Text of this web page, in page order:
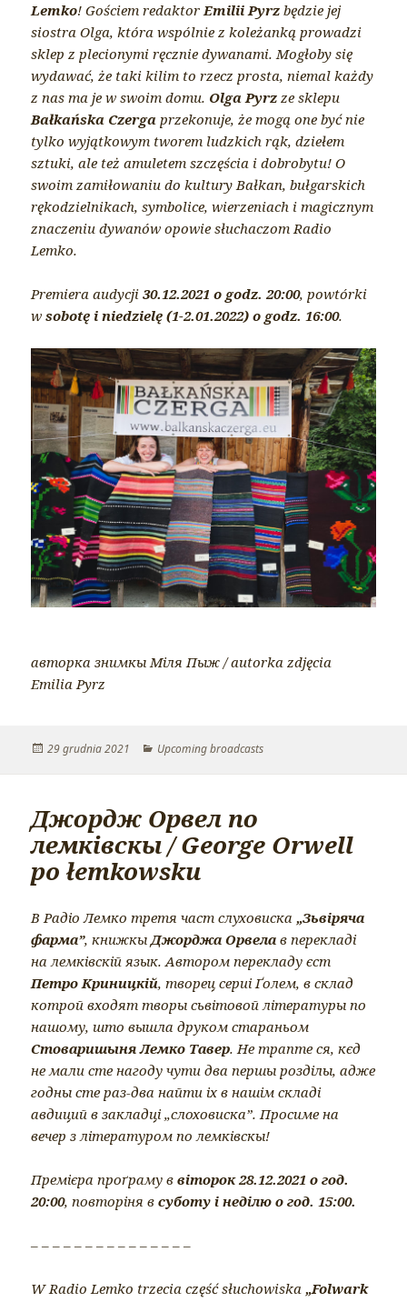
Lemko! Gościem redaktorEmilii Pyrz będzie jej
siostra Olga, która wspólnie z koleżanką prowadzi
sklep z plecionymi ręcznie dywanami. Mogłoby się
wydawać, że taki kilim to rzecz prosta, niemal każdy
z nas ma je w swoim domu. Olga Pyrz ze sklepu
Bałkańska Czerga przekonuje, że mogą one być nie
tylko wyjątkowym tworem ludzkich rąk, dziełem
sztuki, ale też amuletem szczęścia i dobrobytu! O
swoim zamiłowaniu do kultury Bałkan, bułgarskich
rękodzielnikach, symbolice, wierzeniach i magicznym
znaczeniu dywanów opowie słuchaczom Radio
Lemko.
Premiera audycji30.12.2021 o godz. 20:00, powtórki
wsobotę i niedzielę (1-2.01.2022) o godz. 16:00.
авторка знимкы Міля Пыж / autorka zdjęcia
Emilia Pyrz
Opublikowano
29 grudnia 2021 Kategorie
Upcoming broadcasts
Джордж Орвел по
лемківскы / George Orwell
po łemkowsku
В Радіо Лемко третя част слуховиска„Зьвіряча
фарма”, книжкыДжорджа Орвела в перекладі
на лемківскій язык. Автором перекладу єст
Петро Криницкій, творец сериі Ґолем, в склад
котрой входят творы сьвітовой літературы по
нашому, што вышла друком стараньом
Стоваришыня Лемко Тавер. Не трапте ся, кєд
не мали сте нагоду чути два першы розділы, адже
годны сте раз-два найти іх в нашім складі
авдиций в закладці „слоховиска”. Просиме на
вечер з літературом по лемківскы!
Премієра проґраму ввіторок 28.12.2021 о год.
20:00, повторіня всуботу і неділю о год. 15:00.
– – – – – – – – – – – – – – –
W Radio Lemko trzecia część słuchowiska„Folwark